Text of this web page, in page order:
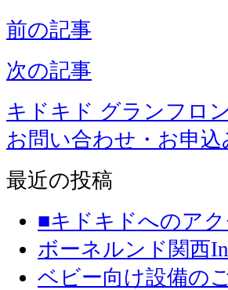
前の記事
次の記事
キドキド グランフロ
お問い合わせ・お申
最近の投稿
■キドキドへのア
ボーネルンド関西
ベビー向け設備の